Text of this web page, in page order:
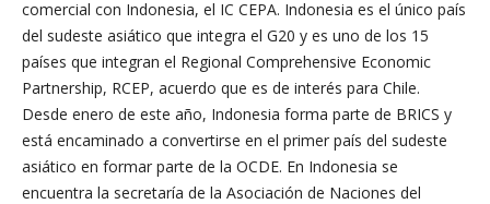
comercial con Indonesia, el IC CEPA. Indonesia es el único país
del sudeste asiático que integra el G20 y es uno de los 15
países que integran el Regional Comprehensive Economic
Partnership, RCEP, acuerdo que es de interés para Chile.
Desde enero de este año, Indonesia forma parte de BRICS y
está encaminado a convertirse en el primer país del sudeste
asiático en formar parte de la OCDE. En Indonesia se
encuentra la secretaría de la Asociación de Naciones del